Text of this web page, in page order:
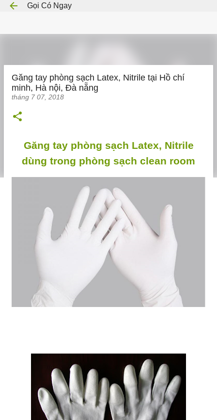
Chuyển đến nội dung chính
Gọi Có Ngay
Găng tay phòng sạch Latex, Nitrile tại Hồ chí
minh, Hà nội, Đà nẵng
tháng 7 07, 2018
Găng tay phòng sạch Latex, Nitrile
dùng trong phòng sạch clean room